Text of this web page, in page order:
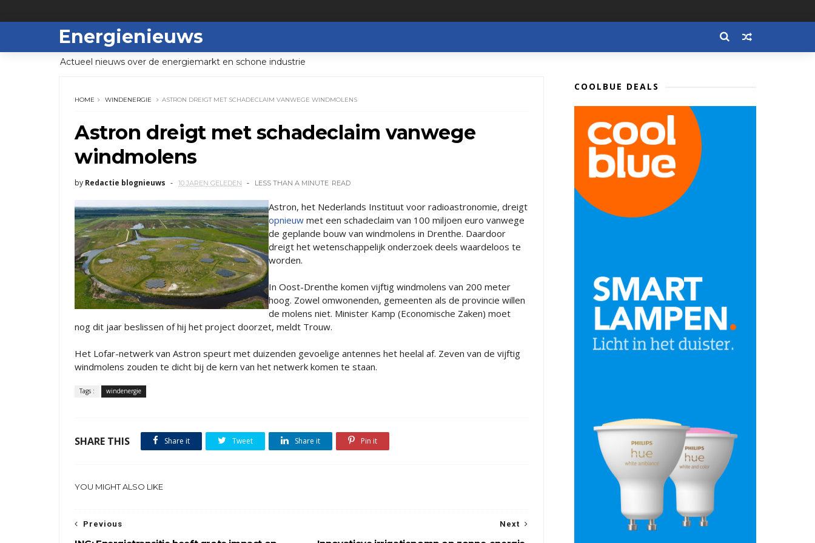
Energienieuws
Actueel nieuws over de energiemarkt en schone industrie
HOME WINDENERGIE ASTRON DREIGT MET SCHADECLAIM VANWEGE WINDMOLENS
Astron dreigt met schadeclaim vanwege
windmolens
by Redactie blognieuws 10 JAREN GELEDEN LESS THAN A MINUTE READ
Astron, het Nederlands Instituut voor radioastronomie, dreigt
opnieuw met een schadeclaim van 100 miljoen euro vanwege
de geplande bouw van windmolens in Drenthe. Daardoor
dreigt het wetenschappelijk onderzoek deels waardeloos te
worden.
In Oost-Drenthe komen vijftig windmolens van 200 meter
hoog. Zowel omwonenden, gemeenten als de provincie willen
de molens niet. Minister Kamp (Economische Zaken) moet
nog dit jaar beslissen of hij het project doorzet, meldt Trouw.
Het Lofar-netwerk van Astron speurt met duizenden gevoelige antennes het heelal af. Zeven van de vijftig
windmolens zouden te dicht bij de kern van het netwerk komen te staan.
Tags : windenergie
SHARE THIS Share it Tweet Share it Pin it
YOU MIGHT ALSO LIKE
Next
Previous
COOLBUE DEALS